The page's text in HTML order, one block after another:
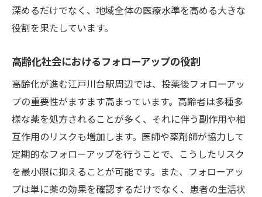
健康教育プログラムの導入
フォローアップを活用した予防医療の推進
住民の健康に関する情報の普及
地域社会全体の健康水準向上への貢献
地域の高齢化に対応するための投薬後フォロー
アップの重要性
高齢者特有の健康問題への取り組み
介護者との協力を促進するフォローアップ
高齢者の生活の質を維持する方法
深めるだけでなく、地域全体の医療水準を高める大きな
役割を果たしています。
高齢化社会におけるフォローアップの役割
高齢化が進む江戸川台駅周辺では、投薬後フォローアッ
プの重要性がますます高まっています。高齢者は多種多
様な薬を処方されることが多く、それに伴う副作用や相
互作用のリスクも増加します。医師や薬剤師が協力して
定期的なフォローアップを行うことで、こうしたリスク
を最小限に抑えることが可能です。また、フォローアッ
プは単に薬の効果を確認するだけでなく、患者の生活状